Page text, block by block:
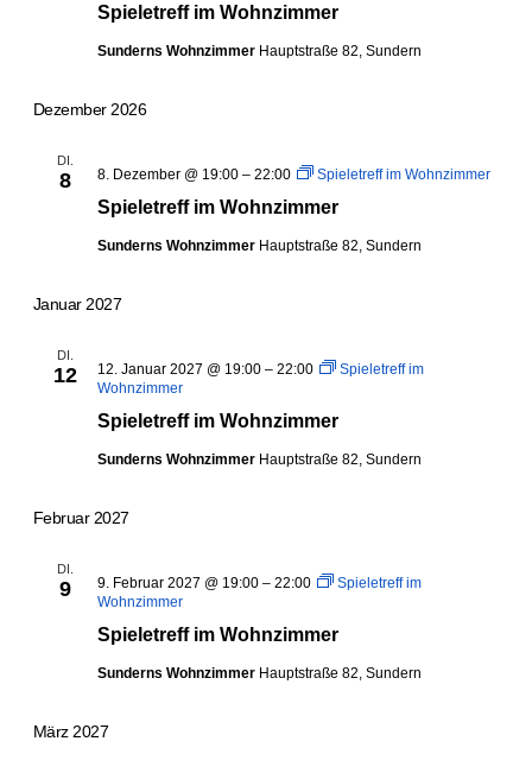
Spieletreff im Wohnzimmer
Sunderns Wohnzimmer Hauptstraße 82, Sundern
Dezember 2026
DI.
8
Spieletreff im Wohnzimmer
8. Dezember @ 19:00– 22:00 Spieletreff im Wohnzimmer
Sunderns Wohnzimmer Hauptstraße 82, Sundern
Januar 2027
DI.
12
Spieletreff im Wohnzimmer
12. Januar 2027 @ 19:00– 22:00
Spieletreff im
Wohnzimmer
Sunderns Wohnzimmer Hauptstraße 82, Sundern
Februar 2027
DI.
9
Spieletreff im Wohnzimmer
9. Februar 2027 @ 19:00– 22:00
Spieletreff im
Wohnzimmer
Sunderns Wohnzimmer Hauptstraße 82, Sundern
März 2027